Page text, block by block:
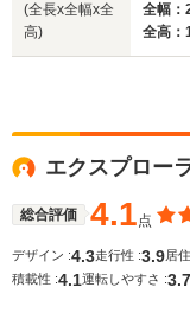
WLTCモード
燃費
(全長x全幅x全
高)
全幅：
全高：
エクスプロー
総合評価 4.1点
デザイン :4.3走行性 :3.9 居
積載性 :4.1運転しやすさ :3.7